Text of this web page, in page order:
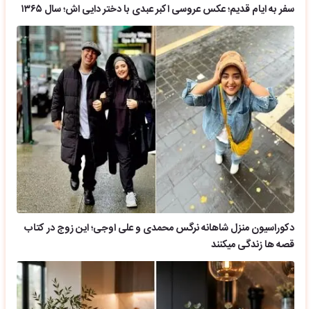
سفر به ایام قدیم؛ عکس عروسی اکبر عبدی با دختر دایی اش؛ سال ۱۳۶۵
دکوراسیون منزل شاهانه نرگس محمدی و علی اوجی؛ این زوج در کتاب
قصه ها زندگی میکنند